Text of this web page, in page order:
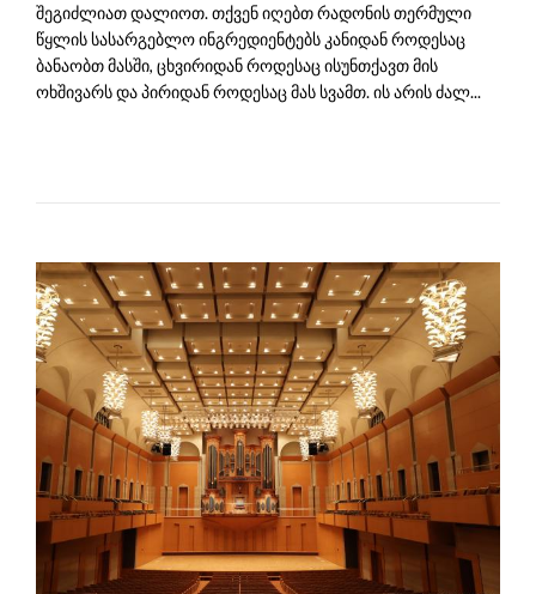
შეგიძლიათ დალიოთ. თქვენ იღებთ რადონის თერმული
წყლის სასარგებლო ინგრედიენტებს კანიდან როდესაც
ბანაობთ მასში, ცხვირიდან როდესაც ისუნთქავთ მის
ოხშივარს და პირიდან როდესაც მას სვამთ. ის არის ძალ...